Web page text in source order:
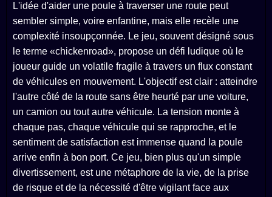
L'idée d'aider une poule à traverser une route peut
sembler simple, voire enfantine, mais elle recèle une
complexité insoupçonnée. Le jeu, souvent désigné sous
le terme «chickenroad», propose un défi ludique où le
joueur guide un volatile fragile à travers un flux constant
de véhicules en mouvement. L'objectif est clair : atteindre
l'autre côté de la route sans être heurté par une voiture,
un camion ou tout autre véhicule. La tension monte à
chaque pas, chaque véhicule qui se rapproche, et le
sentiment de satisfaction est immense quand la poule
arrive enfin à bon port. Ce jeu, bien plus qu'un simple
divertissement, est une métaphore de la vie, de la prise
de risque et de la nécessité d'être vigilant face aux